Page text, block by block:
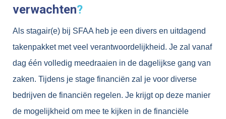
verwachten?
Als stagair(e) bij SFAA heb je een divers en uitdagend
takenpakket met veel verantwoordelijkheid. Je zal vanaf
dag één volledig meedraaien in de dagelijkse gang van
zaken. Tijdens je stage financiën zal je voor diverse
bedrijven de financiën regelen. Je krijgt op deze manier
de mogelijkheid om mee te kijken in de financiële